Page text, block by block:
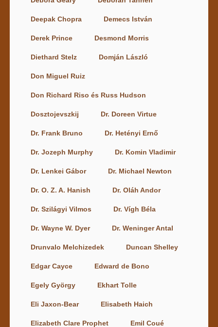
Deepak Chopra Demecs István
Derek Prince Desmond Morris
Diethard Stelz Domján László
Don Miguel Ruiz
Don Richard Riso és Russ Hudson
Dosztojevszkij Dr. Doreen Virtue
Dr. Frank Bruno Dr. Hetényi Ernő
Dr. Jozeph Murphy Dr. Komin Vladimir
Dr. Lenkei Gábor Dr. Michael Newton
Dr. O. Z. A. Hanish Dr. Oláh Andor
Dr. Szilágyi Vilmos Dr. Vígh Béla
Dr. Wayne W. Dyer Dr. Weninger Antal
Drunvalo Melchizedek Duncan Shelley
Edgar Cayce Edward de Bono
Egely György Ekhart Tolle
Eli Jaxon-Bear Elisabeth Haich
Elizabeth Clare Prophet Emil Coué